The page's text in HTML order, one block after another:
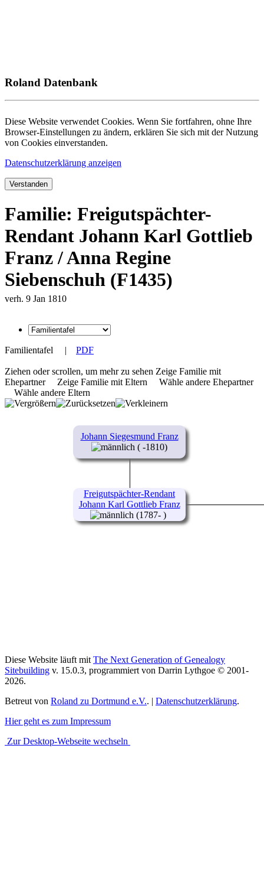
Roland Datenbank
Diese Website verwendet Cookies. Wenn Sie fortfahren, ohne Ihre
Browser-Einstellungen zu ändern, erklären Sie sich mit der Nutzung
von Cookies einverstanden.
Datenschutzerklärung anzeigen
Verstanden
Familie: Freigutspächter-
Rendant Johann Karl Gottlieb
Franz / Anna Regine
Siebenschuh (F1435)
verh. 9 Jan 1810
Familientafel | PDF
Ziehen oder scrollen, um mehr zu sehen Zeige Familie mit
Ehepartner
Zeige Familie mit Eltern
Wähle andere Ehepartner
Wähle andere Eltern
Johann Siegesmund Franz
( -1810)
Freigutspächter-Rendant
Johann Karl Gottlieb Franz
(1787- )
Diese Website läuft mit The Next Generation of Genealogy
Sitebuilding v. 15.0.3, programmiert von Darrin Lythgoe © 2001-
2026.
Betreut von Roland zu Dortmund e.V.. | Datenschutzerklärung.
Hier geht es zum Impressum
Zur Desktop-Webseite wechseln